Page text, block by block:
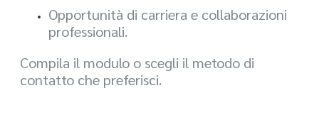
Opportunità di carriera e collaborazioni
professionali.
Compila il modulo o scegli il metodo di
contatto che preferisci.